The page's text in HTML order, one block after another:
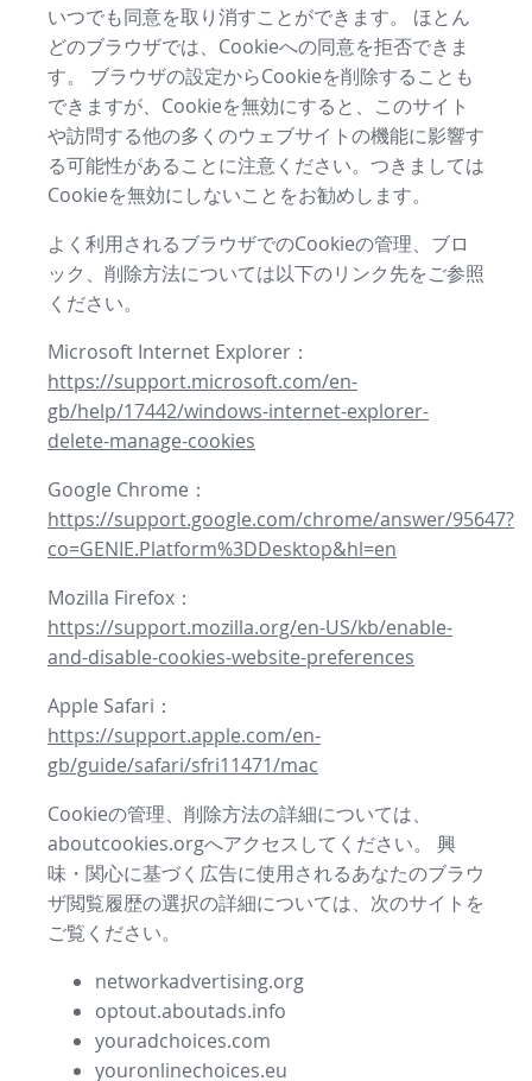
いつでも同意を取り消すことができます。 ほとん
どのブラウザでは、Cookieへの同意を拒否できま
す。 ブラウザの設定からCookieを削除することも
できますが、Cookieを無効にすると、このサイト
や訪問する他の多くのウェブサイトの機能に影響す
る可能性があることに注意ください。つきましては
Cookieを無効にしないことをお勧めします。
よく利用されるブラウザでのCookieの管理、ブロ
ック、削除方法については以下のリンク先をご参照
ください。
Microsoft Internet Explorer：
https://support.microsoft.com/en-
gb/help/17442/windows-internet-explorer-
delete-manage-cookies
Google Chrome：
https://support.google.com/chrome/answer/95647?
co=GENIE.Platform%3DDesktop&hl=en
Mozilla Firefox：
https://support.mozilla.org/en-US/kb/enable-
and-disable-cookies-website-preferences
Apple Safari：
https://support.apple.com/en-
gb/guide/safari/sfri11471/mac
Cookieの管理、削除方法の詳細については、
aboutcookies.orgへアクセスしてください。 興
味・関心に基づく広告に使用されるあなたのブラウ
ザ閲覧履歴の選択の詳細については、次のサイトを
ご覧ください。
networkadvertising.org
optout.aboutads.info
youradchoices.com
youronlinechoices.eu